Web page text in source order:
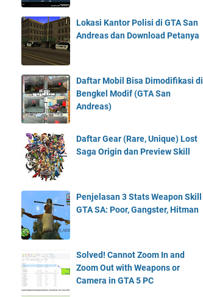
Lokasi Kantor Polisi di GTA San
Andreas dan Download Petanya
Daftar Mobil Bisa Dimodifikasi di
Bengkel Modif (GTA San
Andreas)
Daftar Gear (Rare, Unique) Lost
Saga Origin dan Preview Skill
Penjelasan 3 Stats Weapon Skill
GTA SA: Poor, Gangster, Hitman
Solved! Cannot Zoom In and
Zoom Out with Weapons or
Camera in GTA 5 PC